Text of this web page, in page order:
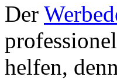
Der
helfen,